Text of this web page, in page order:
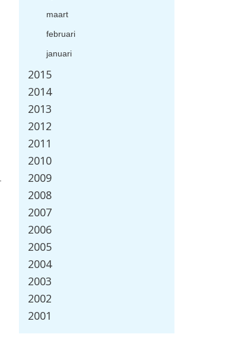
maart
februari
januari
2015
2014
2013
2012
2011
2010
2009
2008
2007
2006
2005
2004
2003
2002
2001